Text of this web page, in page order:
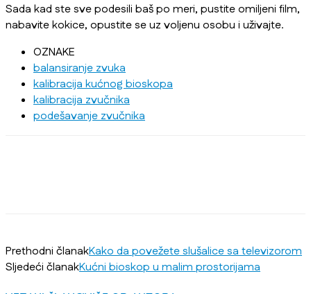
Sada kad ste sve podesili baš po meri, pustite omiljeni film,
nabavite kokice, opustite se uz voljenu osobu i uživajte.
OZNAKE
balansiranje zvuka
kalibracija kućnog bioskopa
kalibracija zvučnika
podešavanje zvučnika
Prethodni članakKako da povežete slušalice sa televizorom
Sljedeći članakKućni bioskop u malim prostorijama